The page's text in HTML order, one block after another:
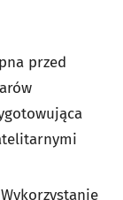
przed